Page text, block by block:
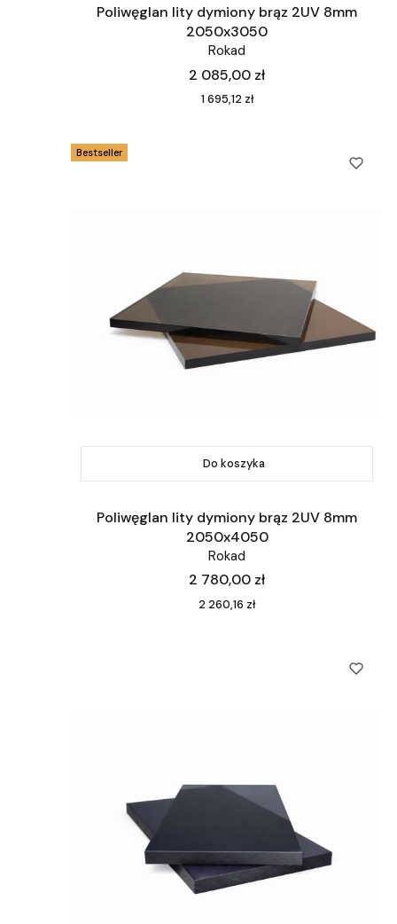
Poliwęglan lity dymiony brąz 2UV 8mm
2050x3050
Rokad
Cena
2 085,00 zł
Cena
1 695,12 zł
Bestseller
Do koszyka
Poliwęglan lity dymiony brąz 2UV 8mm
2050x4050
Rokad
Cena
2 780,00 zł
Cena
2 260,16 zł